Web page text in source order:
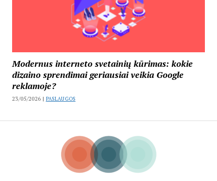
Modernus interneto svetainių kūrimas: kokie
dizaino sprendimai geriausiai veikia Google
reklamoje?
23/05/2026 | PASLAUGOS